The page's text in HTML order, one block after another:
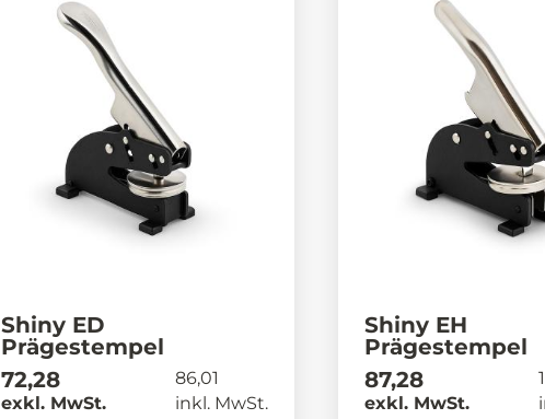
Shiny ED
Prägestempel
72,28
exkl. MwSt.
86,01
inkl. MwSt.
Shiny EH
Prägestempel
87,28
exkl. MwSt.